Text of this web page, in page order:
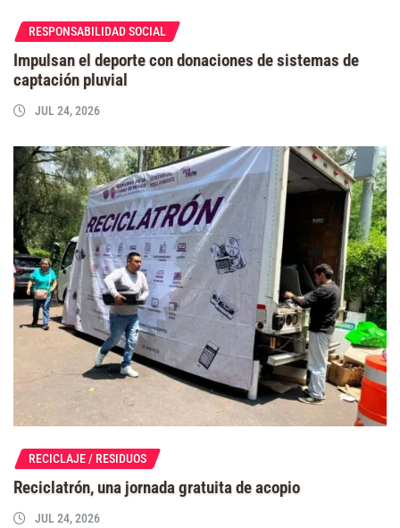
RESPONSABILIDAD SOCIAL
Impulsan el deporte con donaciones de sistemas de
captación pluvial
JUL 24, 2026
RECICLAJE / RESIDUOS
Reciclatrón, una jornada gratuita de acopio
JUL 24, 2026